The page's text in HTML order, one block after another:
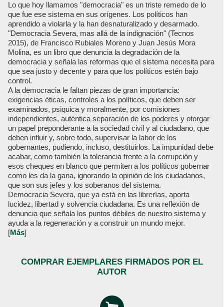
Lo que hoy llamamos "democracia" es un triste remedo de lo
que fue ese sistema en sus orígenes. Los políticos han
aprendido a violarla y la han desnaturalizado y desarmado.
"Democracia Severa, mas allá de la indignación" (Tecnos
2015), de Francisco Rubiales Moreno y Juan Jesús Mora
Molina, es un libro que denuncia la degradación de la
democracia y señala las reformas que el sistema necesita para
que sea justo y decente y para que los políticos estén bajo
control.
A la democracia le faltan piezas de gran importancia:
exigencias éticas, controles a los políticos, que deben ser
examinados, psiquica y moralmente, por comisiones
independientes, auténtica separación de los poderes y otorgar
un papel preponderante a la sociedad civil y al ciudadano, que
deben influir y, sobre todo, supervisar la labor de los
gobernantes, pudiendo, incluso, destituirlos. La impunidad debe
acabar, como también la tolerancia frente a la corrupción y
esos cheques en blanco que permiten a los políticos gobernar
como les da la gana, ignorando la opinión de los ciudadanos,
que son sus jefes y los soberanos del sistema.
Democracia Severa, que ya está en las librerías, aporta
lucidez, libertad y solvencia ciudadana. Es una reflexión de
denuncia que señala los puntos débiles de nuestro sistema y
ayuda a la regeneración y a construir un mundo mejor.
[Más]
COMPRAR EJEMPLARES FIRMADOS POR EL
AUTOR